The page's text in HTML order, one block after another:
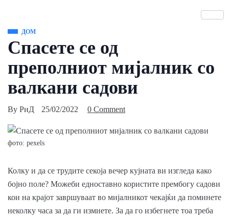
ДОМ
Спасете се од
преполниот мијалник со
валкани садови
By РиД 25/02/2022 0 Comment
фото: pexels
Колку и да се трудите секоја вечер кујната ви изгледа како
бојно поле? Можеби едноставно користите прембогу садови
кои на крајот завршуваат во мијалникот чекајќи да поминете
неколку часа за да ги измиете. За да го избегнете тоа треба